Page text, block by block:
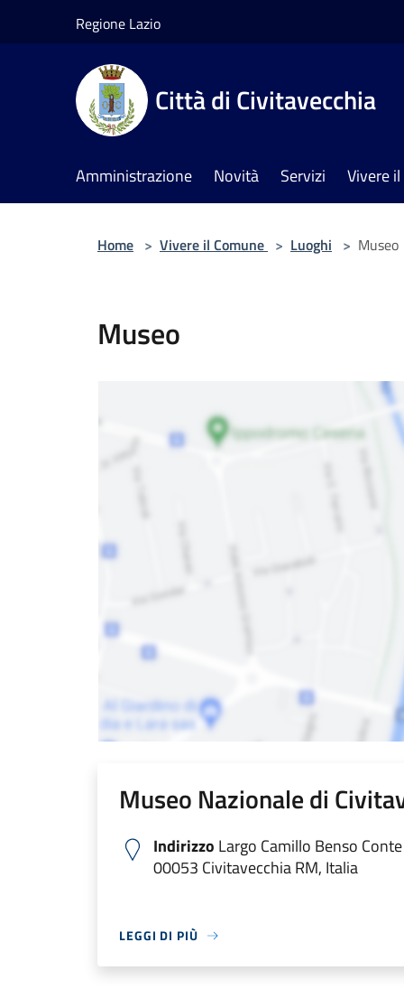
Regione Lazio
Città di Civitavecchia
Amministrazione Novità Servizi Vivere
Home > Vivere il Comune > Luoghi > Museo
Museo
Museo Nazionale di
Indirizzo Largo Camillo Benso
00053 Civitavecchia RM, Italia
LEGGI DI PIÙ